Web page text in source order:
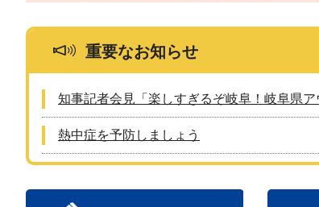
重要なお知らせ
知事記者会見「楽しすぎるぞ岐阜！岐阜県
熱中症を予防しましょう